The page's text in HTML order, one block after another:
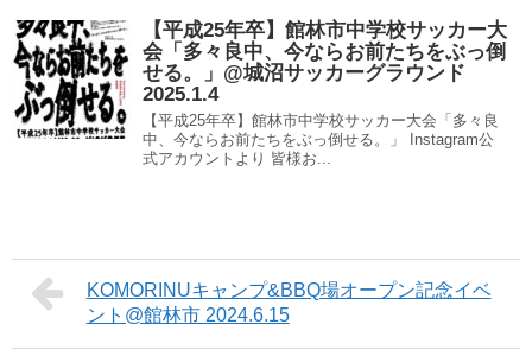
【平成25年卒】館林市中学校サッカー大
会「多々良中、今ならお前たちをぶっ倒
せる。」@城沼サッカーグラウンド
2025.1.4
【平成25年卒】館林市中学校サッカー大会「多々良
中、今ならお前たちをぶっ倒せる。」 Instagram公
式アカウントより 皆様お...
KOMORINUキャンプ&BBQ場オープン記念イベ
ント@館林市 2024.6.15